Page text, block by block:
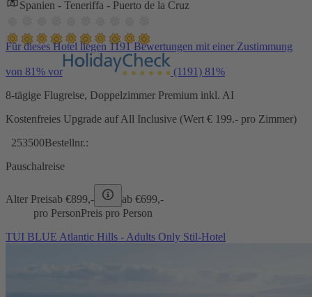
Spanien - Teneriffa - Puerto de la Cruz
Für dieses Hotel liegen 1191 Bewertungen mit einer Zustimmung
von 81% vor (1191) 81%
8-tägige Flugreise, Doppelzimmer Premium inkl. AI
Kostenfreies Upgrade auf All Inclusive (Wert € 199.- pro Zimmer)
253500Bestellnr.:
Pauschalreise
Alter Preisab €899,- ab €699,-
pro PersonPreis pro Person
TUI BLUE Atlantic Hills - Adults Only Stil-Hotel